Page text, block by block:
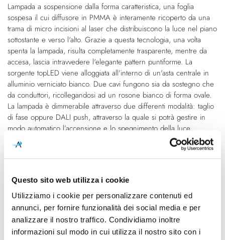
Questo sito web utilizza i cookie
Utilizziamo i cookie per personalizzare contenuti ed
annunci, per fornire funzionalità dei social media e per
analizzare il nostro traffico. Condividiamo inoltre
informazioni sul modo in cui utilizza il nostro sito con i
galleria
di
immagini
di
immagini
Lampada a sospensione dalla forma caratteristica, una foglia
sospesa il cui diffusore in PMMA è interamente ricoperto da una
trama di micro incisioni al laser che distribuiscono la luce nel piano
sottostante e verso l'alto. Grazie a questa tecnologia, una volta
spenta la lampada, risulta completamente trasparente, mentre da
accesa, lascia intravvedere l'elegante pattern puntiforme. La
sorgente topLED viene alloggiata all'interno di un'asta centrale in
alluminio verniciato bianco. Due cavi fungono sia da sostegno che
da conduttori, ricollegandosi ad un rosone bianco di forma ovale.
La lampada è dimmerabile attraverso due differenti modalità: taglio
di fase oppure DALI push, attraverso la quale si potrà gestire in
modo automatico l’accensione e lo spegnimento della luce.
Cod.Art.
Diphy 75
Dimensioni
756mm x 554mm - H Max
2200mm
Sorgente luminosa
Potenza e attacco